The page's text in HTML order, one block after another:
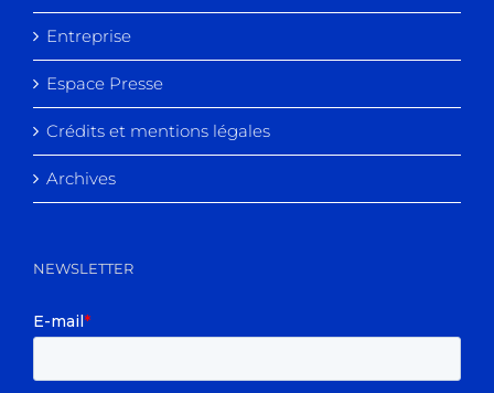
Entreprise
Espace Presse
Crédits et mentions légales
Archives
NEWSLETTER